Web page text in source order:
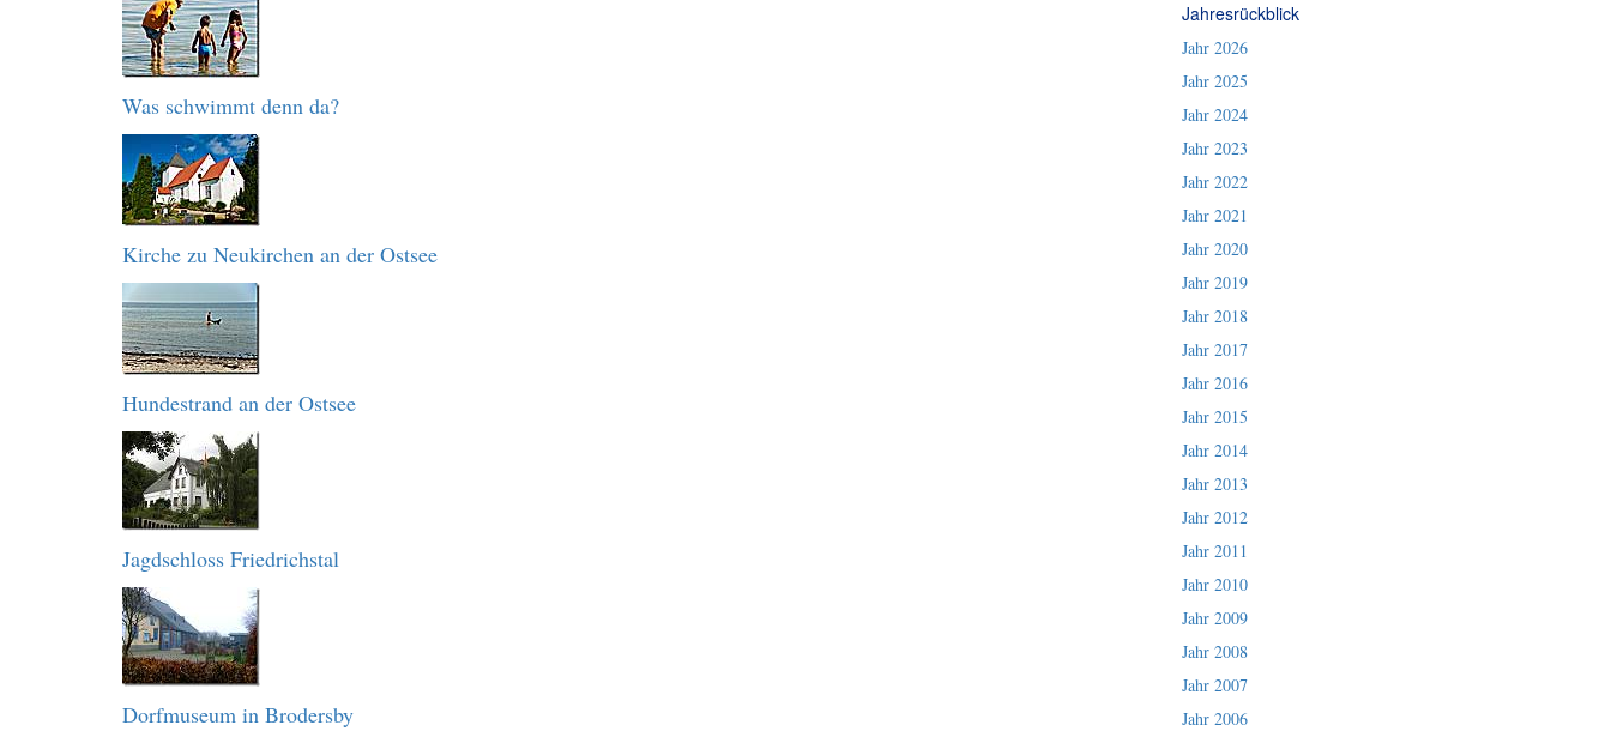
Was schwimmt denn da?
Kirche zu Neukirchen an der Ostsee
Hundestrand an der Ostsee
Jagdschloss Friedrichstal
Dorfmuseum in Brodersby
Jahresrückblick
Jahr 2026
Jahr 2025
Jahr 2024
Jahr 2023
Jahr 2022
Jahr 2021
Jahr 2020
Jahr 2019
Jahr 2018
Jahr 2017
Jahr 2016
Jahr 2015
Jahr 2014
Jahr 2013
Jahr 2012
Jahr 2011
Jahr 2010
Jahr 2009
Jahr 2008
Jahr 2007
Jahr 2006